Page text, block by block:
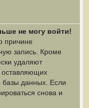
не могу войти!
причине
запись. Кроме
удаляют
оставляющих
данных. Если
снова и